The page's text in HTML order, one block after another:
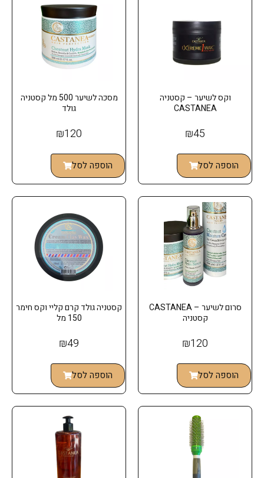
וקס לשיער – קסטניה
CASTANEA
₪45
הוספה לסל
מסכה לשיער 500 מל קסטניה
גולד
₪120
הוספה לסל
סרום לשיער – CASTANEA
קסטניה
₪120
הוספה לסל
קסטניה גולד קרם קליי וקס חימר
150 מל
₪49
הוספה לסל